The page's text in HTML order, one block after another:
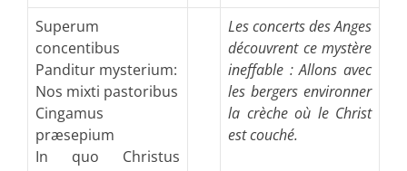
Superum
concentibus
Panditur mysterium:
Nos mixti pastoribus
Cingamus
præsepium
In quo Christus
Les concerts des Anges
découvrent ce mystère
ineffable : Allons avec
les bergers environner
la crèche où le Christ
est couché.